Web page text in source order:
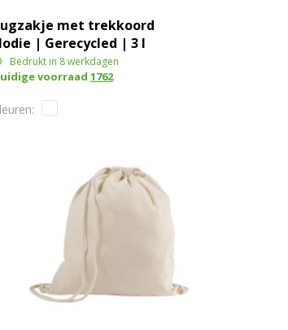
met trekkoord
| Gerecycled | 3 l
Bedrukt in 8 werkdagen
voorraad 1762